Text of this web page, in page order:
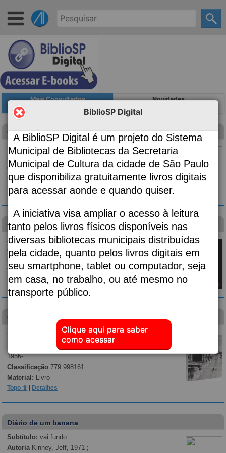
BiblioSP Digital
A BiblioSP Digital é um projeto do Sistema
Municipal de Bibliotecas da Secretaria
Municipal de Cultura da cidade de São Paulo
que disponibiliza gratuitamente livros digitais
para acessar aonde e quando quiser.
A iniciativa visa ampliar o acesso à leitura
tanto pelos livros físicos disponíveis nas
diversas bibliotecas municipais distribuídas
pela cidade, quanto pelos livros digitais em
seu smartphone, tablet ou computador, seja
em casa, no trabalho, ou até mesmo no
transporte público.
Clique aqui para saber
como acessar
Mais Consultados Novidades
Canção para ninar menino grande
Autoria
Evaristo, Conceição, 1946-;
2ª edição
Classificação 869.34
Material:Livro
Topo ⇧|Detalhes
visão das plantas
AutoriaAlmeida, Djaimilia Pereira de, 1982-;
Classificaçãop869.35
Material:
Topo ⇧ |Detalhes
Guilherme Gaensly
Gaensly, Guilherme, 1843-1928.; Kossoy,
Boris, 1941-; Museu da Cidade de São Paulo;
Fernandes Junior, Rubens, 1949-; Segawa, Hugo,
1956-
Classificação779.998161
Material:
Livro
Topo ⇧ Detalhes
Diário de um banana
Subtítulo: vai fundo
Autoria Kinney, Jeff, 1971-;